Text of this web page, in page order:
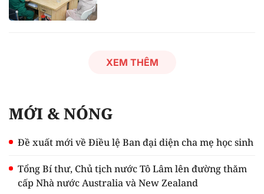
XEM THÊM
MỚI & NÓNG
Đề xuất mới về Điều lệ Ban đại diện cha mẹ học sinh
Tổng Bí thư, Chủ tịch nước Tô Lâm lên đường thăm
cấp Nhà nước Australia và New Zealand